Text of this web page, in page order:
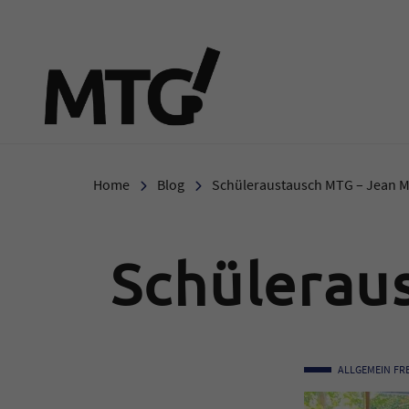
Home Blog Schüleraustausch MTG – Jean
ALLGEMEIN